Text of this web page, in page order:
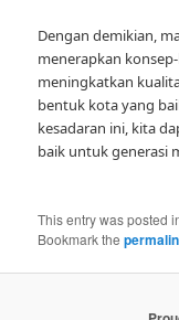
Dengan demikian,
menerapkan
meningkatkan
bentuk kota yang
kesadaran ini, kita
baik untuk generasi
This entry was posted
Bookmark the